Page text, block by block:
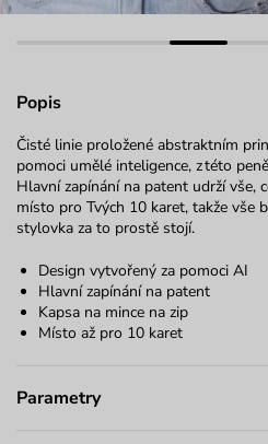
Popis
Čisté linie proložené abstraktním
pomoci umělé inteligence, z této
Hlavní zapínání na patent udrží vše,
místo pro Tvých 10 karet, takže vše
stylovka za to prostě stojí.
Design vytvořený za pomoci AI
Hlavní zapínání na patent
Kapsa na mince na zip
Místo až pro 10 karet
Parametry